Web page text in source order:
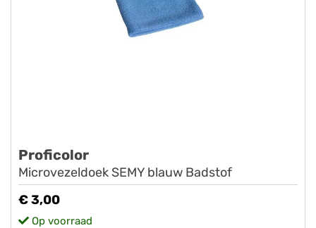
Proficolor
Microvezeldoek SEMY blauw Badstof
€ 3,00
Op voorraad